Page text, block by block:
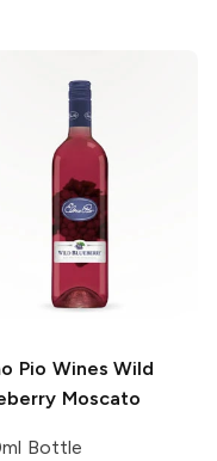
Pio Wines Wild
Moscato
Bottle